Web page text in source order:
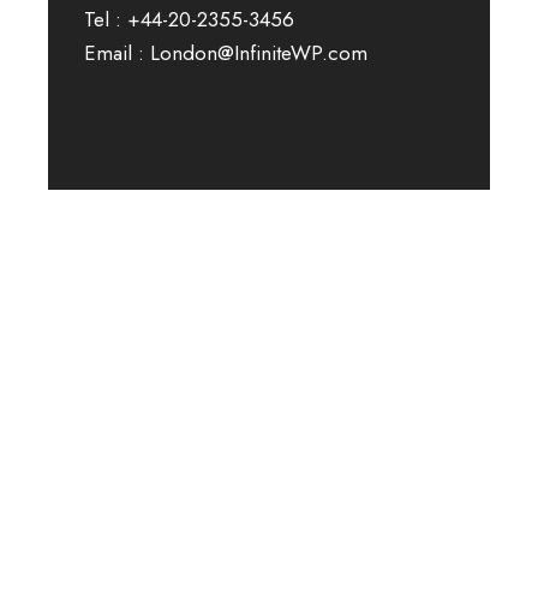
Tel : +44-20-2355-3456
Email : London@InfiniteWP.com